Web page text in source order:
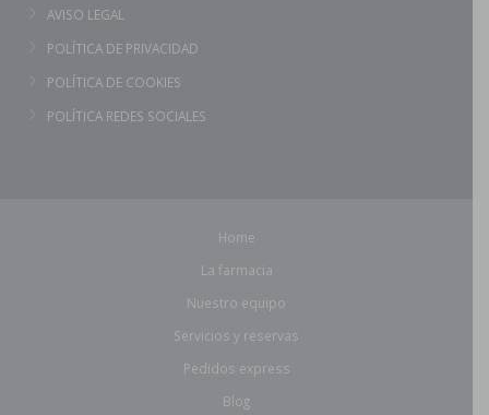
AVISO LEGAL
POLÍTICA DE PRIVACIDAD
POLÍTICA DE COOKIES
POLÍTICA REDES SOCIALES
Home
La farmacia
Nuestro equipo
Servicios y reservas
Pedidos express
Blog